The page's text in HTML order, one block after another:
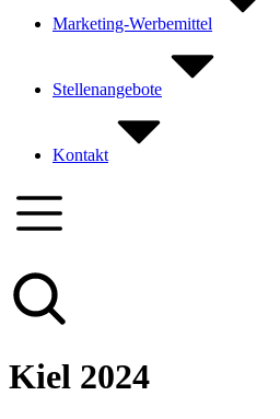
Marketing-Werbemittel
Stellenangebote
Kontakt
Kiel 2024